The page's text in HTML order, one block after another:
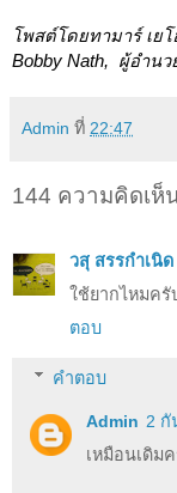
โพสต์โดยทามาร์ เยโ
Bobby Nath,  ผู้อำน
Admin ที่ 22:47
144 ความคิดเห็
วสุ สรรกำเนิด
ใช้ยากไหมครั
ตอบ
คำตอบ
Admin 2 กั
เหมือนเดิม